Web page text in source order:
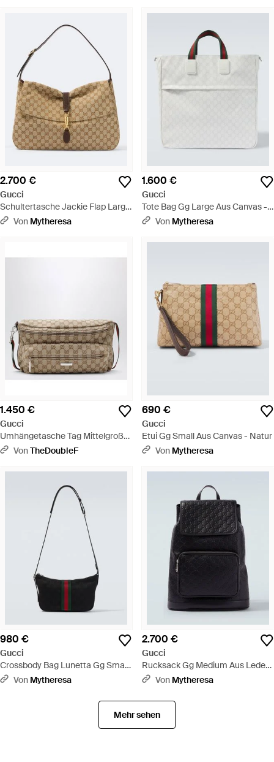
2.700 €
Gucci
Schultertasche Jackie Flap Large
Gg Aus Canvas - Mettallic
Von Mytheresa
1.600 €
Gucci
Tote Bag Gg Large Aus Canvas -
WeißVon Mytheresa
1.450 €
Gucci
Umhängetasche Tag Mittelgroß
Aus Gg-Canvas Sandbraun -
VonTheDoubleF
690 €
Gucci
Etui Gg Small Aus Canvas - Natur
Von Mytheresa
980 €
Gucci
Crossbody Bag Lunetta Gg Small
Aus Canvas - Weiß
Von Mytheresa
2.700 €
Gucci
Rucksack Gg Medium Aus Leder -
Schwarz
Von Mytheresa
Mehr sehen